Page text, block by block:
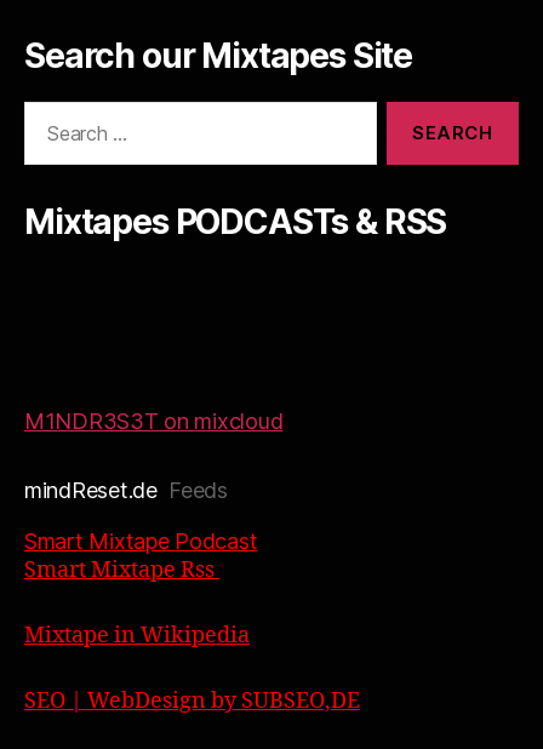
Search our Mixtapes Site
Mixtapes PODCASTs & RSS
M1NDR3S3T on mixcloud
mindReset.deFeeds
Smart Mixtape Podcast
Smart Mixtape Rss
Mixtape in Wikipedia
SEO | WebDesign by SUBSEO,DE